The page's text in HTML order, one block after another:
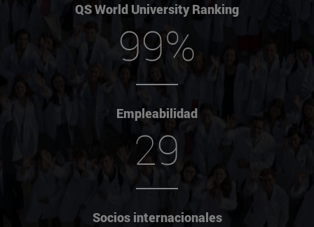
QS World University Ranking
99%
Empleabilidad
29
Socios internacionales